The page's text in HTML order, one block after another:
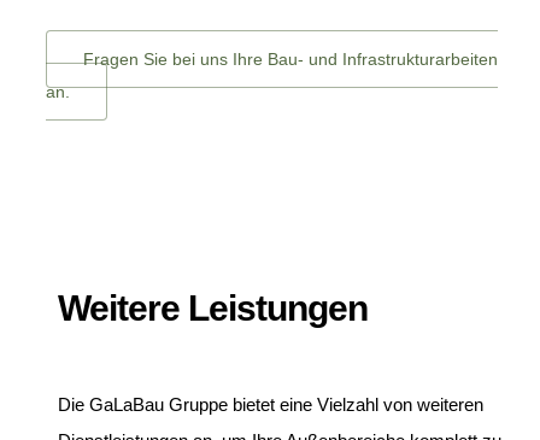
Fragen Sie bei uns Ihre Bau- und Infrastrukturarbeiten
an.
Weitere Leistungen
Die GaLaBau Gruppe bietet eine Vielzahl von weiteren